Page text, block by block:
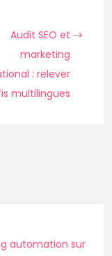
Audit SEO et
marketing
: relever
multilingues
automation sur